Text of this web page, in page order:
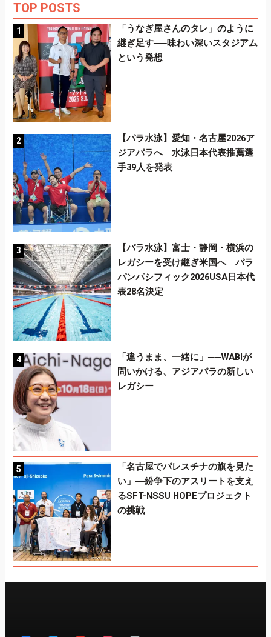
TOP POSTS
「うなぎ屋さんのタレ」のように
継ぎ足す──味わい深いスタジアム
という発想
【パラ水泳】愛知・名古屋2026ア
ジアパラへ 水泳日本代表推薦選
手39人を発表
【パラ水泳】富士・静岡・横浜の
レガシーを受け継ぎ米国へ パラ
パンパシフィック2026USA日本代
表28名決定
「違うまま、一緒に」──WABIが
問いかける、アジアパラの新しい
レガシー
「名古屋でパレスチナの旗を見た
い」―紛争下のアスリートを支え
るSFT-NSSU HOPEプロジェクト
の挑戦